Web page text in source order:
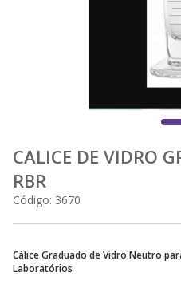
CALICE DE VIDRO
RBR
Código: 3670
Cálice Graduado de Vidro Neutro
Laboratórios